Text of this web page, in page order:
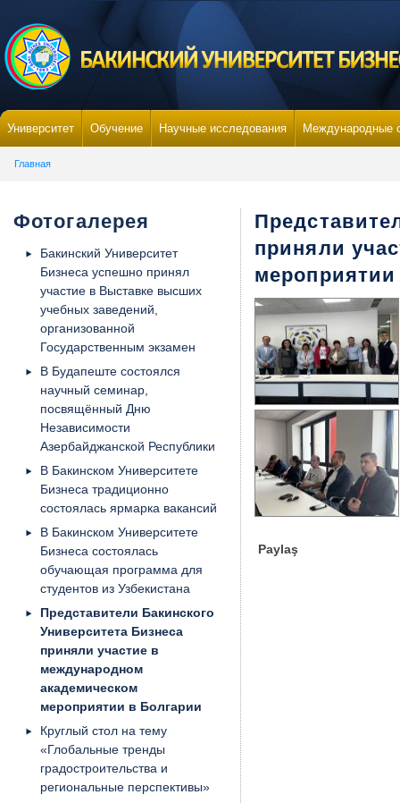
Университет Обучение Научные исследования Международные
Главная
Фотогалерея
Бакинский Университет
Бизнеса успешно принял
участие в Выставке высших
учебных заведений,
организованной
Государственным экзамен
В Будапеште состоялся
научный семинар,
посвящённый Дню
Независимости
Азербайджанской Республики
В Бакинском Университете
Бизнеса традиционно
состоялась ярмарка вакансий
В Бакинском Университете
Бизнеса состоялась
обучающая программа для
студентов из Узбекистана
Представители Бакинского
Университета Бизнеса
приняли участие в
международном
академическом
мероприятии в Болгарии
Круглый стол на тему
«Глобальные тренды
градостроительства и
региональные перспективы»
приняли
Paylaş